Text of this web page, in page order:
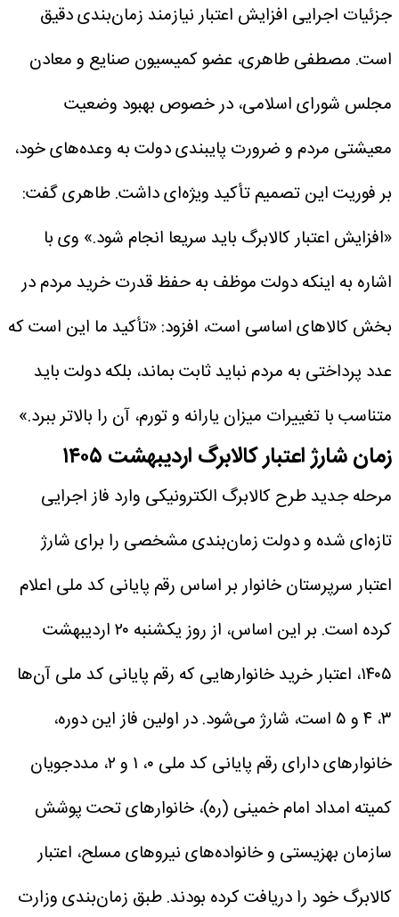
جزئیات اجرایی افزایش اعتبار نیازمند زمان‌بندی دقیق
است. مصطفی طاهری، عضو کمیسیون صنایع و معادن
مجلس شورای اسلامی، در خصوص بهبود وضعیت
معیشتی مردم و ضرورت پایبندی دولت به وعده‌های خود،
بر فوریت این تصمیم تأکید ویژه‌ای داشت.طاهری گفت:
«افزایش اعتبار کالابرگ باید سریعا انجام شود.» وی با
اشاره به اینکه دولت موظف به حفظ قدرت خرید مردم در
بخش کالاهای اساسی است، افزود: «تأکید ما این است که
عدد پرداختی به مردم نباید ثابت بماند، بلکه دولت باید
متناسب با تغییرات میزان یارانه و تورم، آن را بالاتر ببرد.»
زمان شارژ اعتبار کالابرگ اردیبهشت ۱۴۰۵
مرحله جدید طرح کالابرگ الکترونیکی وارد فاز اجرایی
تازه‌ای شده و دولت زمان‌بندی مشخصی را برای شارژ
اعتبار سرپرستان خانوار بر اساس رقم پایانی کد ملی اعلام
کرده است. بر این اساس، از روز یکشنبه ۲۰ اردیبهشت
۱۴۰۵، اعتبار خرید خانوارهایی که رقم پایانی کد ملی آن‌ها
۳، ۴ و ۵ است، شارژ می‌شود.
در اولین فاز این دوره،
خانوارهای دارای رقم پایانی کد ملی ۰، ۱ و ۲، مددجویان
کمیته امداد امام خمینی (ره)، خانوارهای تحت پوشش
سازمان بهزیستی و خانواده‌های نیروهای مسلح، اعتبار
کالابرگ خود را دریافت کرده بودند. طبق زمان‌بندی وزارت